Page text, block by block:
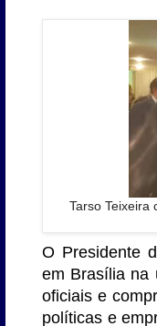
Tarso Teixeira
O Presidente
em Brasília na
oficiais e
políticas e